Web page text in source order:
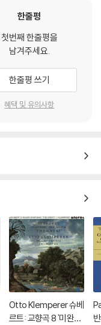
한줄평
첫번째 한줄평을
남겨주세요.
한줄평 쓰기
혜택 및 유의사항
Otto Klemperer 슈베
르트: 교향곡 8 '미완성'